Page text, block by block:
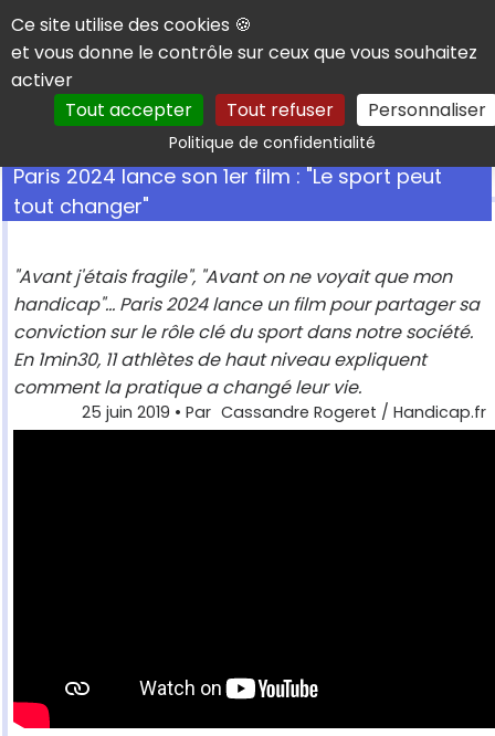
Panneau de gestion des cookies
Ce site utilise des cookies 🍪
et vous donne le contrôle sur ceux que vous souhaitez
activer
Tout accepter
Tout refuser Personnaliser
Politique de confidentialitéRechercher
Paris 2024 lance son 1er film : "Le sport peut
tout changer"
"Avant j'étais fragile", "Avant on ne voyait que mon
handicap"... Paris 2024 lance un film pour partager sa
conviction sur le rôle clé du sport dans notre société.
En 1min30, 11 athlètes de haut niveau expliquent
comment la pratique a changé leur vie.
25 juin 2019 • Par Cassandre Rogeret / Handicap.fr